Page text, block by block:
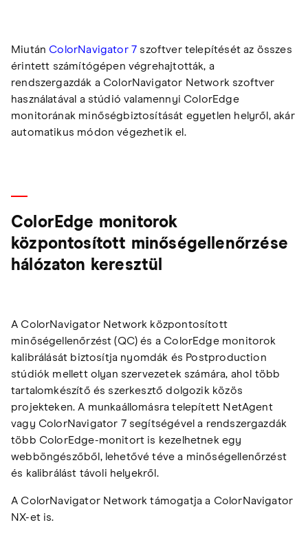
Miután ColorNavigator 7 szoftver telepítését az összes
érintett számítógépen végrehajtották, a
rendszergazdák a ColorNavigator Network szoftver
használatával a stúdió valamennyi ColorEdge
monitorának minőségbiztosítását egyetlen helyről, akár
automatikus módon végezhetik el.
ColorEdge monitorok
központosított minőségellenőrzése
hálózaton keresztül
A ColorNavigator Network központosított
minőségellenőrzést (QC) és a ColorEdge monitorok
kalibrálását biztosítja nyomdák és Postproduction
stúdiók mellett olyan szervezetek számára, ahol több
tartalomkészítő és szerkesztő dolgozik közös
projekteken. A munkaállomásra telepített NetAgent
vagy ColorNavigator 7 segítségével a rendszergazdák
több ColorEdge-monitort is kezelhetnek egy
webböngészőből, lehetővé téve a minőségellenőrzést
és kalibrálást távoli helyekről.
A ColorNavigator Network támogatja a ColorNavigator
NX-et is.